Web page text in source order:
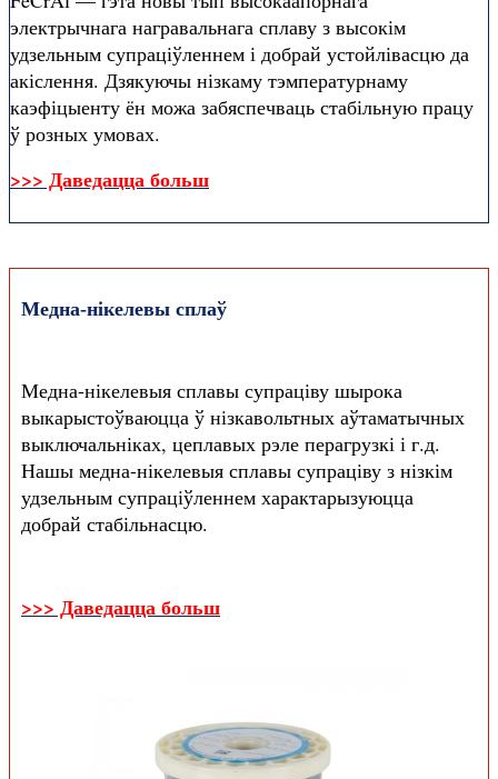
электрычнага награвальнага сплаву з высокім
удзельным супраціўленнем і добрай устойлівасцю да
акіслення. Дзякуючы нізкаму тэмпературнаму
каэфіцыенту ён можа забяспечваць стабільную працу
ў розных умовах.
>>> Даведацца больш
Медна-нікелевы сплаў
Медна-нікелевыя сплавы супраціву шырока
выкарыстоўваюцца ў нізкавольтных аўтаматычных
выключальніках, цеплавых рэле перагрузкі і г.д.
Нашы медна-нікелевыя сплавы супраціву з нізкім
удзельным супраціўленнем характарызуюцца
добрай стабільнасцю.
>>> Даведацца больш